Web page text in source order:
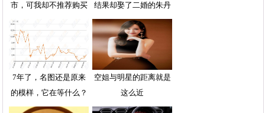
市，可我却不推荐购买
结果却娶了二婚的朱丹
7年了，名图还是原来
的模样，它在等什么？
空姐与明星的距离就是
这么近